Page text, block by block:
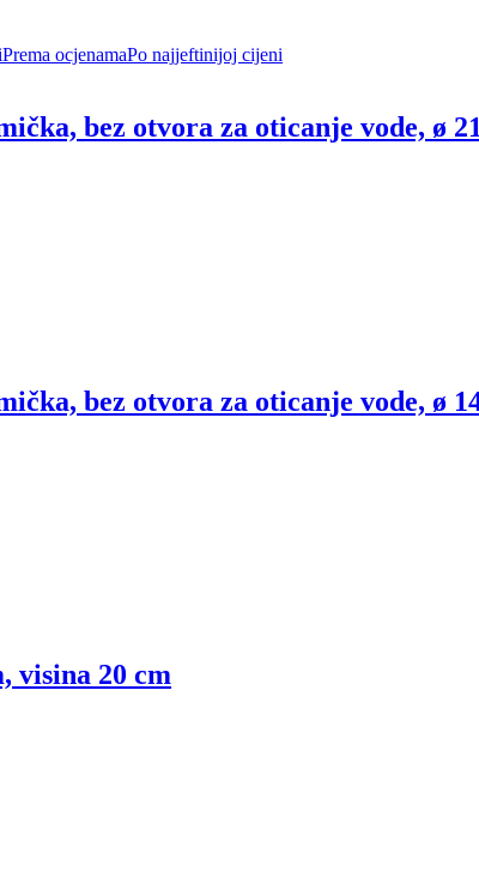
Prema ocjenamaPo najjeftinijoj cijeni
bez otvora za oticanje vode, ø
bez otvora za oticanje vode, ø
visina 20 cm